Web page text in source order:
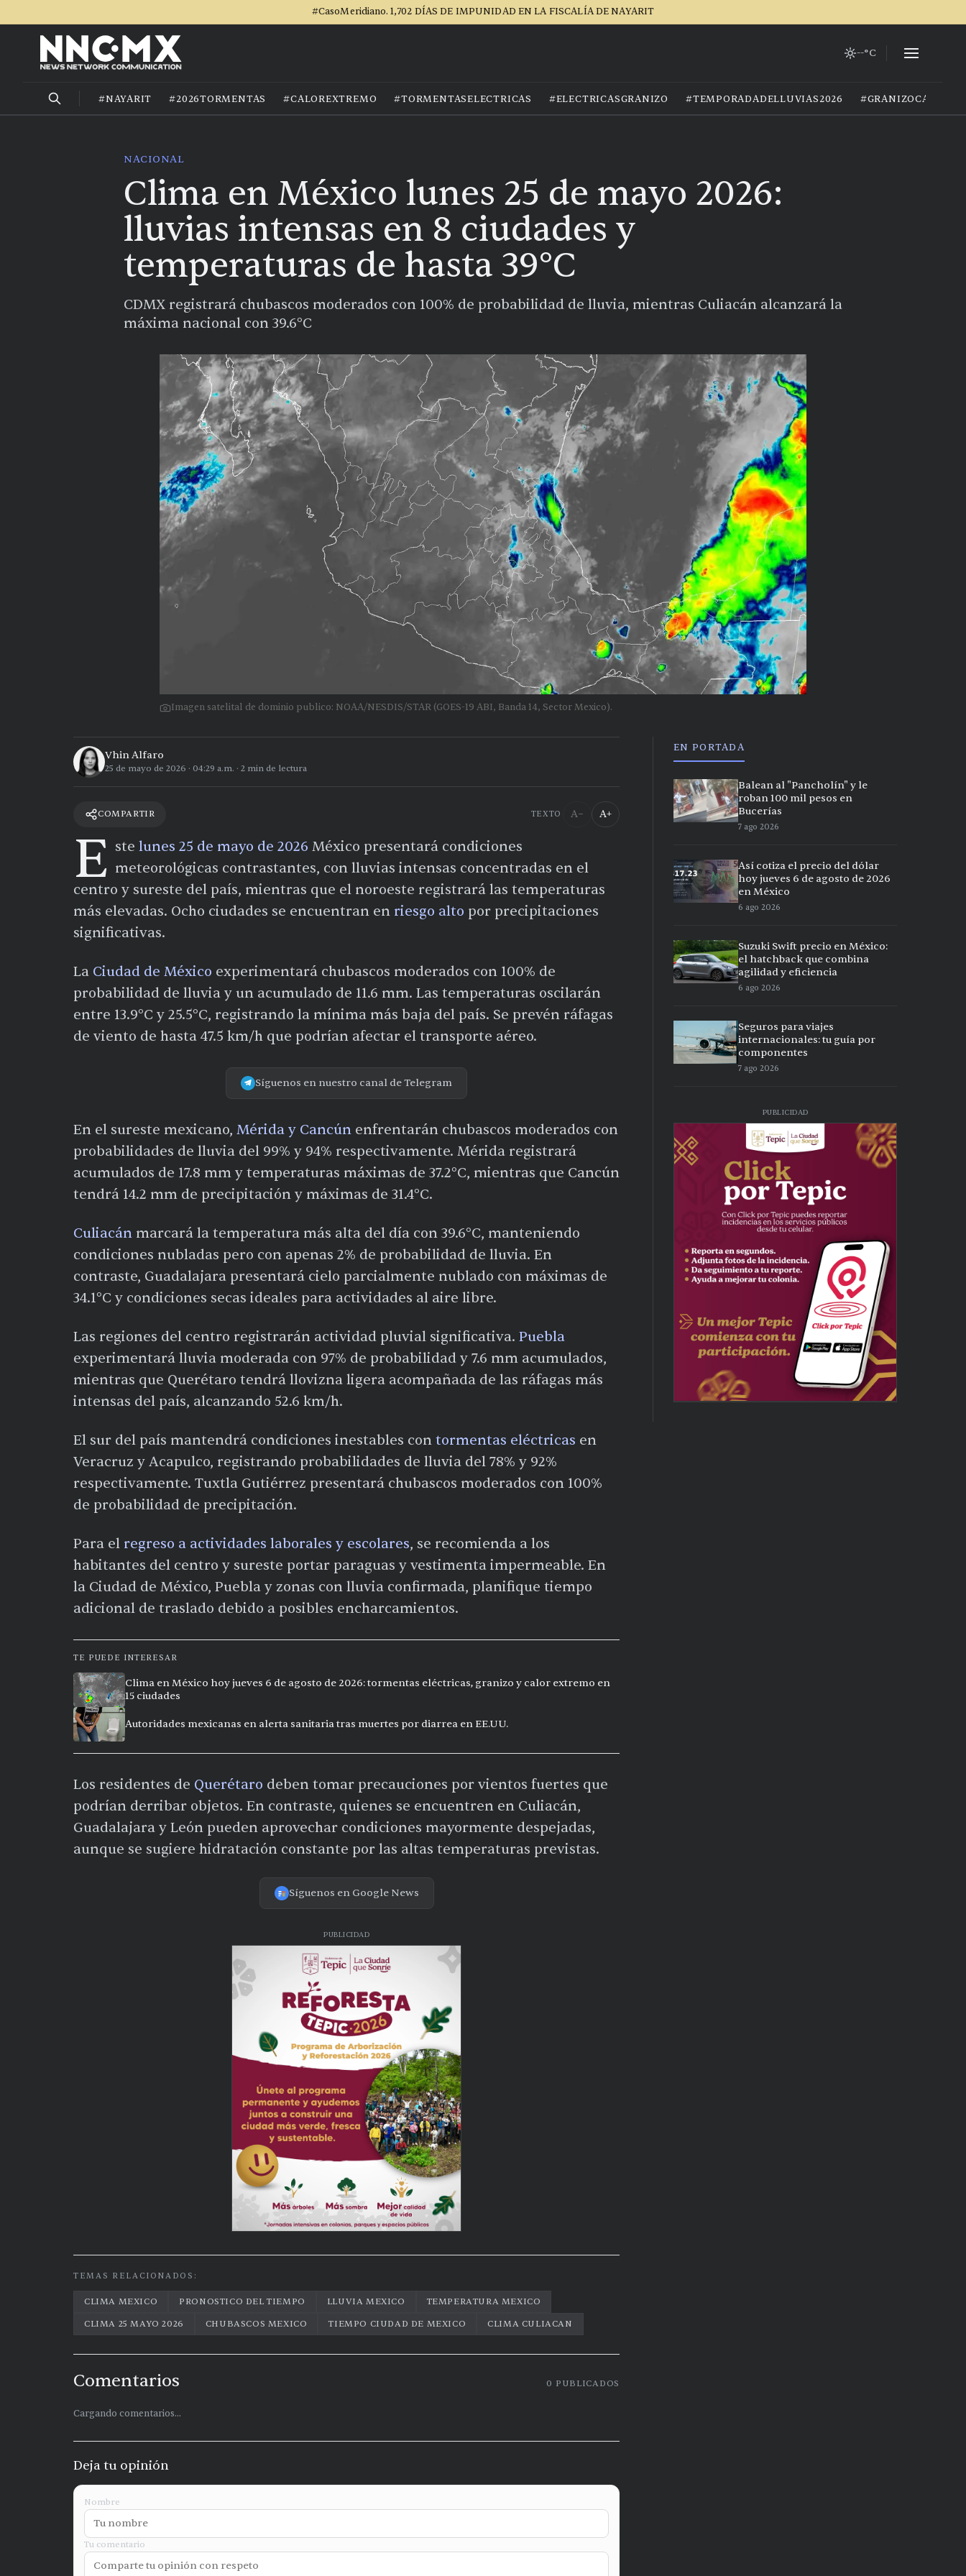
#CasoMeridiano. 1,702 DÍAS DE IMPUNIDAD EN LA FISCALÍA DE NAYARIT
--°C
#NAYARIT #2026TORMENTAS #CALOREXTREMO #TORMENTASELECTRICAS #ELECTRICASGRANIZO #TEMPORADADELLUVIAS2026 #GRANIZOCALOR
NACIONAL
Clima en México lunes 25 de mayo 2026:
lluvias intensas en 8 ciudades y
temperaturas de hasta 39°C
CDMX registrará chubascos moderados con 100% de probabilidad de lluvia, mientras Culiacán alcanzará la
máxima nacional con 39.6°C
Imagen satelital de dominio publico: NOAA/NESDIS/STAR (GOES-19 ABI, Banda 14, Sector Mexico).
Vhin Alfaro
25 de mayo de 2026 · 04:29 a.m. · 2 min de lectura
COMPARTIR TEXTO A− A+
E ste lunes 25 de mayo de 2026 México presentará condiciones
meteorológicas contrastantes, con lluvias intensas concentradas en el
centro y sureste del país, mientras que el noroeste registrará las temperaturas
más elevadas. Ocho ciudades se encuentran en riesgo alto por precipitaciones
significativas.
La Ciudad de México experimentará chubascos moderados con 100% de
probabilidad de lluvia y un acumulado de 11.6 mm. Las temperaturas oscilarán
entre 13.9°C y 25.5°C, registrando la mínima más baja del país. Se prevén ráfagas
de viento de hasta 47.5 km/h que podrían afectar el transporte aéreo.
Síguenos en nuestro canal de Telegram
En el sureste mexicano, Mérida y Cancún enfrentarán chubascos moderados con
probabilidades de lluvia del 99% y 94% respectivamente. Mérida registrará
acumulados de 17.8 mm y temperaturas máximas de 37.2°C, mientras que Cancún
tendrá 14.2 mm de precipitación y máximas de 31.4°C.
Culiacán marcará la temperatura más alta del día con 39.6°C, manteniendo
condiciones nubladas pero con apenas 2% de probabilidad de lluvia. En
contraste, Guadalajara presentará cielo parcialmente nublado con máximas de
34.1°C y condiciones secas ideales para actividades al aire libre.
Las regiones del centro registrarán actividad pluvial significativa. Puebla
experimentará lluvia moderada con 97% de probabilidad y 7.6 mm acumulados,
mientras que Querétaro tendrá llovizna ligera acompañada de las ráfagas más
intensas del país, alcanzando 52.6 km/h.
El sur del país mantendrá condiciones inestables con tormentas eléctricas en
Veracruz y Acapulco, registrando probabilidades de lluvia del 78% y 92%
respectivamente. Tuxtla Gutiérrez presentará chubascos moderados con 100%
de probabilidad de precipitación.
Para el regreso a actividades laborales y escolares, se recomienda a los
habitantes del centro y sureste portar paraguas y vestimenta impermeable. En
la Ciudad de México, Puebla y zonas con lluvia confirmada, planifique tiempo
adicional de traslado debido a posibles encharcamientos.
TE PUEDE INTERESAR
Clima en México hoy jueves 6 de agosto de 2026: tormentas eléctricas, granizo y calor extremo en
15 ciudades
Autoridades mexicanas en alerta sanitaria tras muertes por diarrea en EE.UU.
Los residentes de Querétaro deben tomar precauciones por vientos fuertes que
podrían derribar objetos. En contraste, quienes se encuentren en Culiacán,
Guadalajara y León pueden aprovechar condiciones mayormente despejadas,
aunque se sugiere hidratación constante por las altas temperaturas previstas.
Síguenos en Google News
PUBLICIDAD
TEMAS RELACIONADOS:
CLIMA MEXICO PRONOSTICO DEL TIEMPO LLUVIA MEXICO
TEMPERATURA MEXICO
CLIMA 25 MAYO 2026
CHUBASCOS MEXICO TIEMPO CIUDAD DE MEXICO CLIMA CULIACAN
Comentarios 0 PUBLICADOS
Cargando comentarios...
Deja tu opinión
Nombre
Tu comentario
EN PORTADA
Balean al "Pancholín" y le
roban 100 mil pesos en
Bucerías
7 ago 2026
Así cotiza el precio del dólar
hoy jueves 6 de agosto de 2026
en México
6 ago 2026
Suzuki Swift precio en México:
el hatchback que combina
agilidad y eficiencia
6 ago 2026
Seguros para viajes
internacionales: tu guía por
componentes
7 ago 2026
PUBLICIDAD